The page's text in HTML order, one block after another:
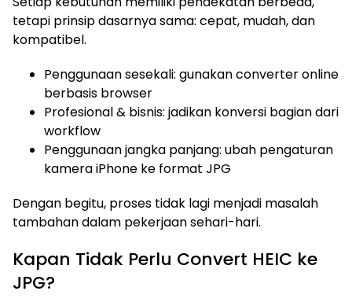
tetapi prinsip dasarnya sama: cepat, mudah, dan
kompatibel.
Penggunaan sesekali: gunakan converter online
berbasis browser
Profesional & bisnis: jadikan konversi bagian dari
workflow
Penggunaan jangka panjang: ubah pengaturan
kamera iPhone ke format JPG
Dengan begitu, proses tidak lagi menjadi masalah
tambahan dalam pekerjaan sehari-hari.
Kapan Tidak Perlu Convert HEIC ke
JPG?